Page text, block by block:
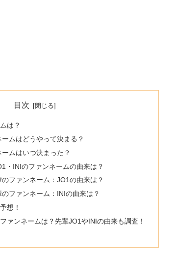
目次
は？
ームはどうやって決まる？
ームはいつ決まった？
・INIのファンネームの由来は？
のファンネーム：JO1の由来は？
のファンネーム：INIの由来は？
想！
ァンネームは？先輩JO1やINIの由来も調査！